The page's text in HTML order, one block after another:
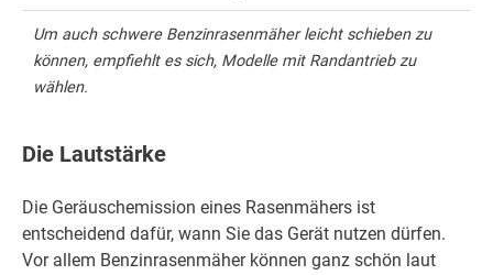
Um auch schwere Benzinrasenmäher leicht schieben zu
können, empfiehlt es sich, Modelle mit Randantrieb zu
wählen.
Die Lautstärke
Die Geräuschemission eines Rasenmähers ist
entscheidend dafür, wann Sie das Gerät nutzen dürfen.
Vor allem Benzinrasenmäher können ganz schön laut